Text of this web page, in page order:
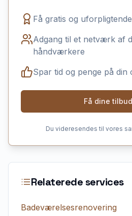
Få gratis og
Adgang til et netværk af
håndværkere
Spar tid og penge på din
Få dine
Du videresendes til vores
Relaterede services
Badeværelsesrenovering